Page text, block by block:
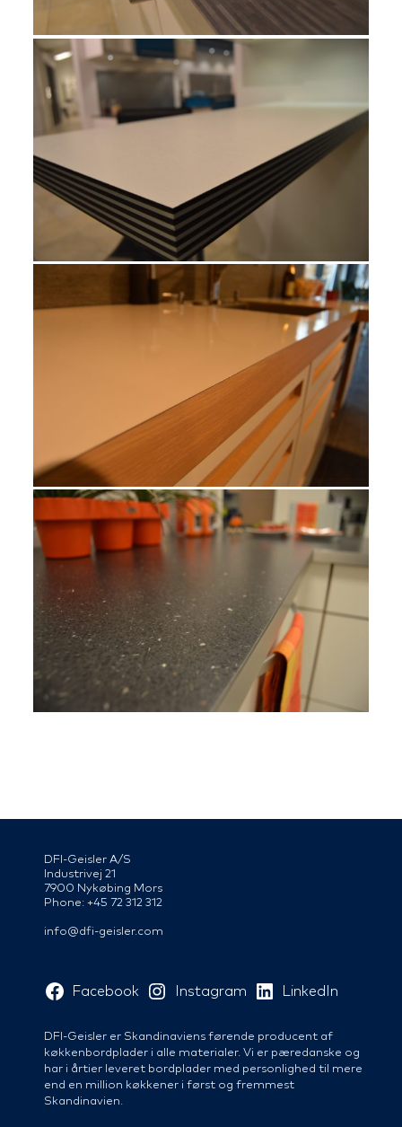
DFI-Geisler A/S
Industrivej 21
7900 Nykøbing Mors
Phone: +45 72 312 312
info@dfi-geisler.com
Facebook Instagram LinkedIn
DFI-Geisler er Skandinaviens førende producent af
køkkenbordplader i alle materialer. Vi er pæredanske og
har i årtier leveret bordplader med personlighed til mere
end en million køkkener i først og fremmest
Skandinavien.